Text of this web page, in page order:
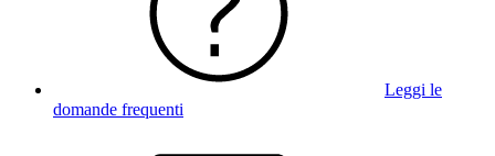
Leggi le
domande frequenti